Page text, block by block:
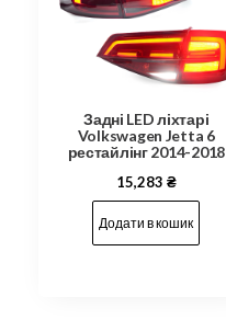
Задні LED ліхтарі
Volkswagen Jetta 6
рестайлінг 2014-2018
15,283 ₴
Додати в кошик